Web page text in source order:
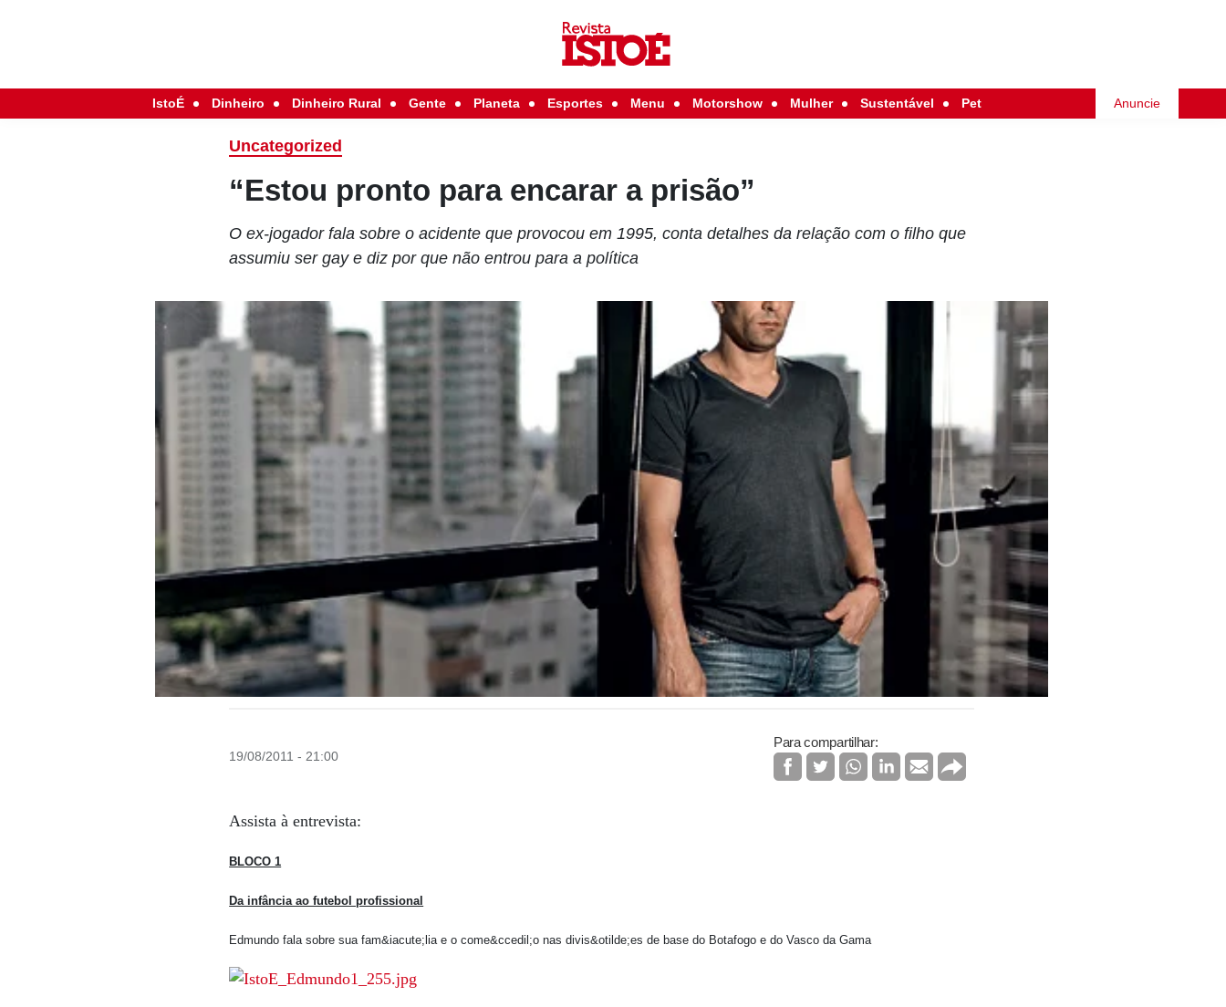
IstoÉ Dinheiro Dinheiro Rural Gente Planeta Esportes Menu Motorshow Mulher Sustentável Pet Anuncie
Uncategorized
“Estou pronto para encarar a prisão”
O ex-jogador fala sobre o acidente que provocou em 1995, conta detalhes da relação com o filho que
assumiu ser gay e diz por que não entrou para a política
19/08/2011 - 21:00
Para compartilhar:
Assista à entrevista:
BLOCO 1
Da infância ao futebol profissional
Edmundo fala sobre sua fam&iacute;lia e o come&ccedil;o nas divis&otilde;es de base do Botafogo e do Vasco da Gama